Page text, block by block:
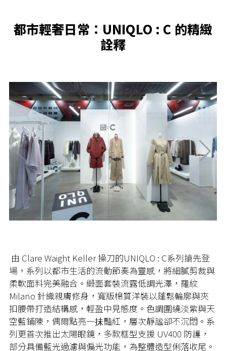
都市輕奢日常：UNIQLO : C 的精緻
詮釋
由 Clare Waight Keller 操刀的UNIQLO : C系列搶先登
場，系列以都市生活的流動節奏為靈感，將細膩剪裁與
柔軟面料完美融合。緞面套裝流露低調光澤，羅紋
Milano 針織親膚修身，寬版棉質洋裝以蓬鬆輪廓與夾
扣腰帶打造結構感，輕盈中見態度。色調圍繞淡紫與天
空藍鋪陳，偶爾點亮一抺豔紅，層次靜謐卻不沉悶。系
列更首次推出太陽眼鏡，多款框型支援 UV400 防護，
部分具備藍光過濾與偏光功能，為整體造型俐落收尾。